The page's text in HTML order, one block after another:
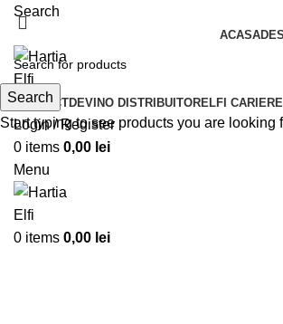
Search
ACASA
CONTACTDEVINO DISTRIBUITORELFI CARIERE
Login / Register
0 items 0,00 lei
Menu
0 items 0,00 lei
Search
Start typing to see products you are looking